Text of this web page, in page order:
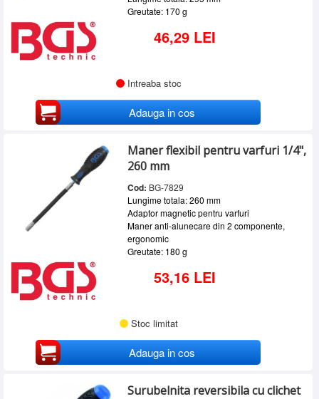
Greutate: 170 g
46,29 LEI
Intreaba stoc
Adauga in cos
Maner flexibil pentru varfuri 1/4",
260 mm
Cod: BG-7829
Lungime totala: 260 mm
Adaptor magnetic pentru varfuri
Maner anti-alunecare din 2 componente,
ergonomic
Greutate: 180 g
53,16 LEI
Stoc limitat
Adauga in cos
Surubelnita reversibila cu clichet